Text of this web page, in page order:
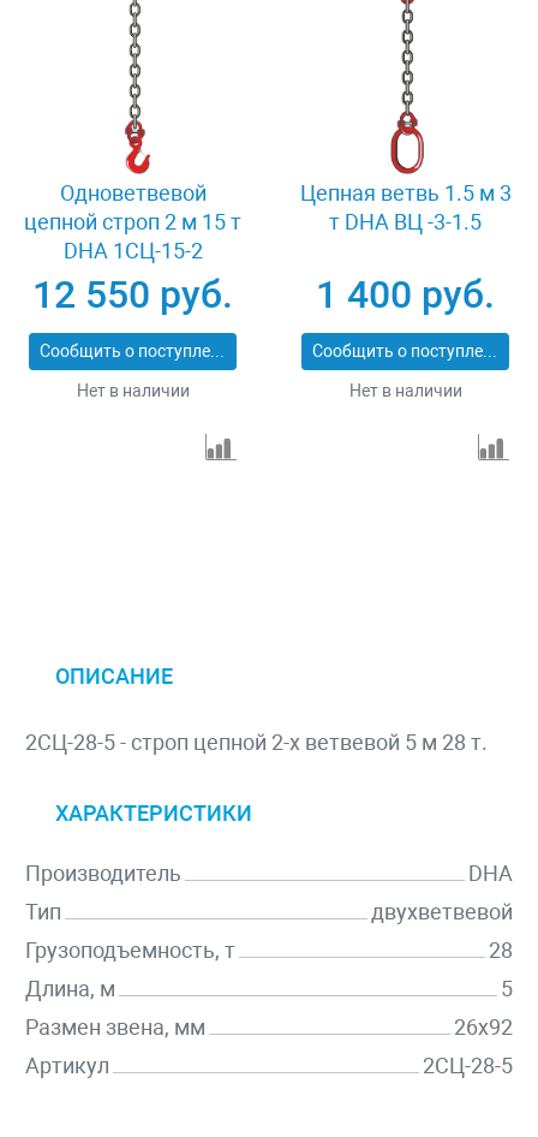
Одноветвевой
цепной строп 2 м 15 т
DHA 1СЦ-15-2
12 550 руб.
Сообщить о поступлении
Нет в наличии
Цепная ветвь 1.5 м 3
т DHA ВЦ -3-1.5
1 400 руб.
Сообщить о поступлении
Нет в наличии
ОПИСАНИЕ
2СЦ-28-5 - строп цепной 2-х ветвевой 5 м 28 т.
ХАРАКТЕРИСТИКИ
Производитель
DHA
Тип
двухветвевой
Грузоподъемность, т
28
Длина, м
5
Размен звена, мм
26х92
Артикул
2СЦ-28-5